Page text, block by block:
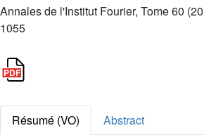
Annales de l'Institut Fourier, Tome 60
1055
Résumé (VO)
Abstract